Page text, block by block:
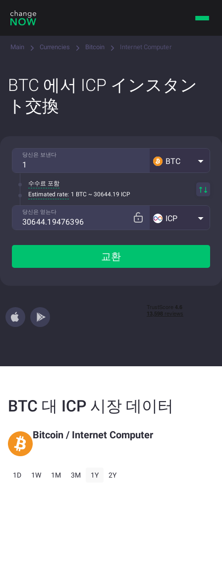
Main Currencies Bitcoin Internet Computer
BTC 에서 ICP インスタン
ト交換
당신은 보낸다
BTC
수수료 포함
Estimated rate: 1 BTC ~ 30644.19 ICP
당신은 얻는다
ICP
교환
BTC 대 ICP 시장 데이터
Bitcoin / Internet Computer
1D 1W 1M 3M 1Y 2Y